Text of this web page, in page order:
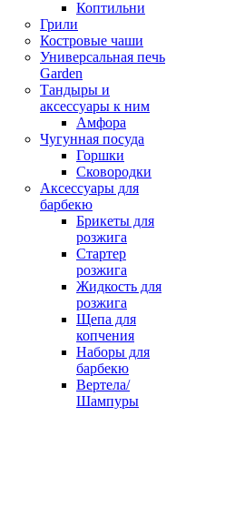
Коптильни
Грили
Костровые чаши
Универсальная печь
Garden
Тандыры и
аксессуары к ним
Амфора
Чугунная посуда
Горшки
Сковородки
Аксессуары для
барбекю
Брикеты для
розжига
Стартер
розжига
Жидкость для
розжига
Щепа для
копчения
Наборы для
барбекю
Вертела/
Шампуры